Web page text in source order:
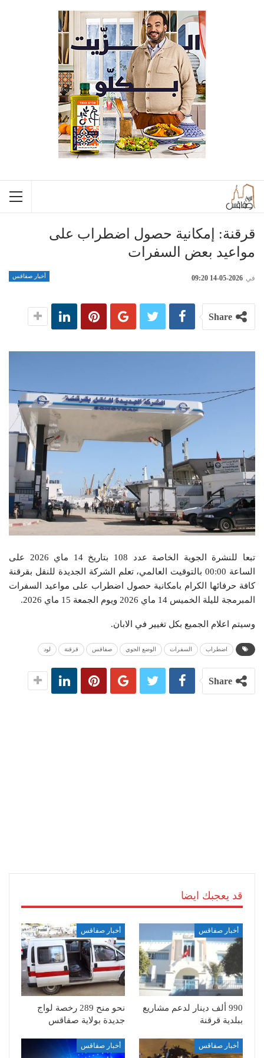
قرقنة: إمكانية حصول اضطراب على
مواعيد بعض السفرات
أخبار صفاقس في 2026-05-14 09:20
Share
تبعا للنشرة الجوية الخاصة عدد 108 بتاريخ 14 ماي 2026 على
الساعة 00:00 بالتوقيت العالمي، تعلم الشركة الجديدة للنقل بقرقنة
كافة حرفائها الكرام بامكانية حصول اضطراب على مواعيد السفرات
المبرمجة لليلة الخميس 14 ماي 2026 ويوم الجمعة 15 ماي 2026.
وسيتم اعلام الجميع بكل تغيير في الابان.
اضطراب السفرات الوضع الجوي صفاقس قرقنة لود
Share
قد يعجبك ايضا
أخبار صفاقس
990 ألف دينار لدعم مشاريع
ببلدية قرقنة
أخبار صفاقس
نحو منح 289 رخصة لواج
جديدة بولاية صفاقس
أخبار صفاقس أخبار صفاقس